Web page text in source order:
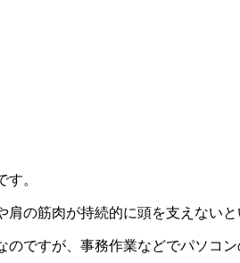
。
の筋肉が持続的に頭を支えない
ですが、事務作業などでパソ